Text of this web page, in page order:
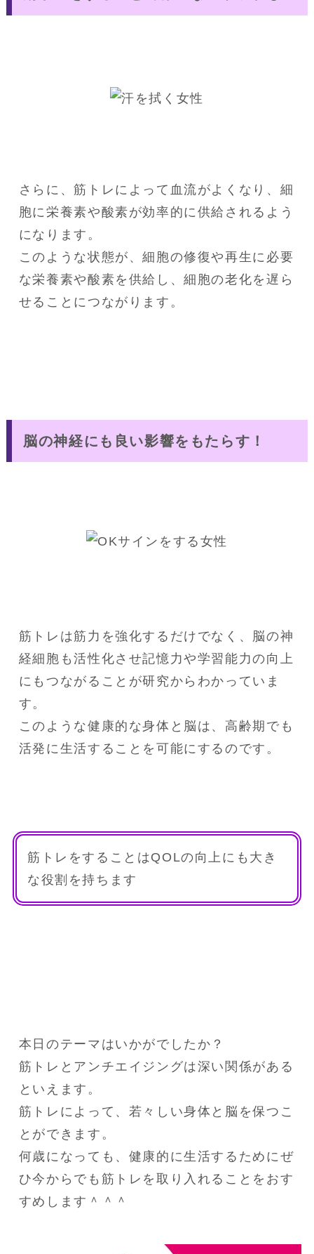
さらに、筋トレによって血流がよくなり、細
胞に栄養素や酸素が効率的に供給されるよう
になります。
このような状態が、細胞の修復や再生に必要
な栄養素や酸素を供給し、細胞の老化を遅ら
せることにつながります。
脳の神経にも良い影響をもたらす！
筋トレは筋力を強化するだけでなく、脳の神
経細胞も活性化させ記憶力や学習能力の向上
にもつながることが研究からわかっていま
す。
このような健康的な身体と脳は、高齢期でも
活発に生活することを可能にするのです。
筋トレをすることはQOLの向上にも大き
な役割を持ちます
本日のテーマはいかがでしたか？
筋トレとアンチエイジングは深い関係がある
といえます。
筋トレによって、若々しい身体と脳を保つこ
とができます。
何歳になっても、健康的に生活するためにぜ
ひ今からでも筋トレを取り入れることをおす
すめします＾＾＾